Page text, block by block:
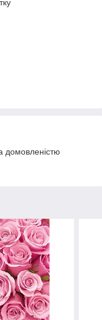
домовленістю